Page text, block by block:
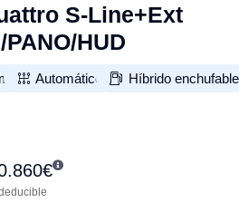
S-Line+Ext
HUD
Automático Híbrido enchufable
€
deducible